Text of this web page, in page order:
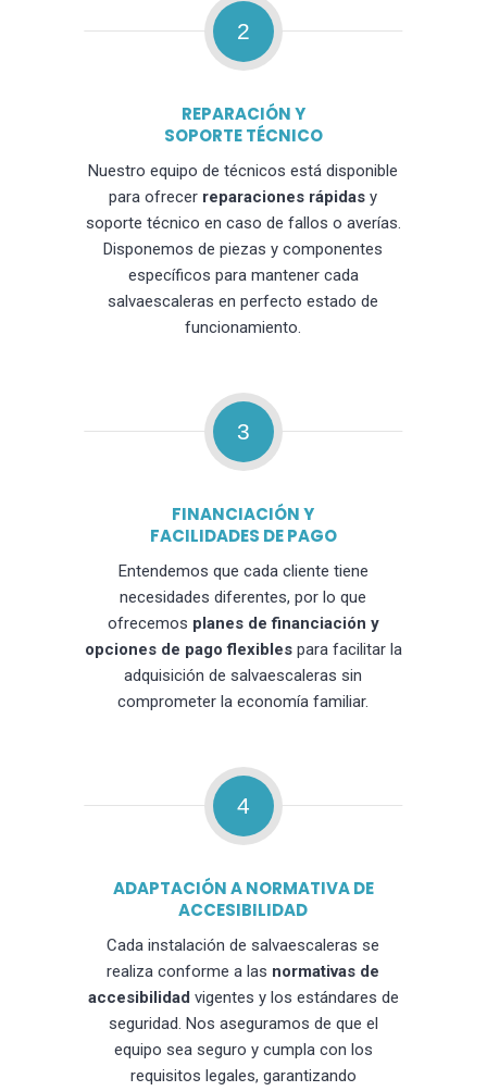
2
REPARACIÓN Y
SOPORTE TÉCNICO
Nuestro equipo de técnicos está disponible
para ofrecer reparaciones rápidas y
soporte técnico en caso de fallos o averías.
Disponemos de piezas y componentes
específicos para mantener cada
salvaescaleras en perfecto estado de
funcionamiento.
3
FINANCIACIÓN Y
FACILIDADES DE PAGO
Entendemos que cada cliente tiene
necesidades diferentes, por lo que
ofrecemos planes de financiación y
opciones de pago flexiblespara facilitar la
adquisición de salvaescaleras sin
comprometer la economía familiar.
4
ADAPTACIÓN A NORMATIVA DE
ACCESIBILIDAD
Cada instalación de salvaescaleras se
realiza conforme a las normativas de
accesibilidad vigentes y los estándares de
seguridad. Nos aseguramos de que el
equipo sea seguro y cumpla con los
requisitos legales, garantizando